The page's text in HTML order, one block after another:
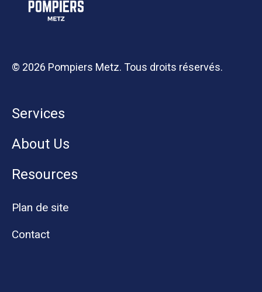
© 2026 Pompiers Metz. Tous droits réservés.
Services
About Us
Resources
Plan de site
Contact